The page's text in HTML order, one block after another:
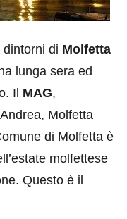
di Molfetta
lunga sera ed
Il MAG,
Molfetta
di Molfetta è
molfettese
Questo è il